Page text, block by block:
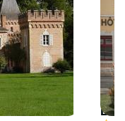
du